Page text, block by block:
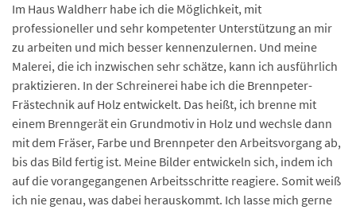
Im Haus Waldherr habe ich die Möglichkeit, mit
professioneller und sehr kompetenter Unterstützung an mir
zu arbeiten und mich besser kennenzulernen. Und meine
Malerei, die ich inzwischen sehr schätze, kann ich ausführlich
praktizieren. In der Schreinerei habe ich die Brennpeter-
Frästechnik auf Holz entwickelt. Das heißt, ich brenne mit
einem Brenngerät ein Grundmotiv in Holz und wechsle dann
mit dem Fräser, Farbe und Brennpeter den Arbeitsvorgang ab,
bis das Bild fertig ist. Meine Bilder entwickeln sich, indem ich
auf die vorangegangenen Arbeitsschritte reagiere. Somit weiß
ich nie genau, was dabei herauskommt. Ich lasse mich gerne